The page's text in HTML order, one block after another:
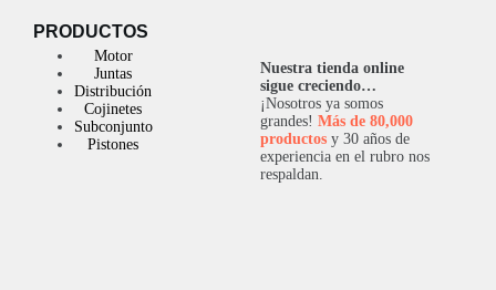
PRODUCTOS
Motor
Juntas
Distribución
Cojinetes
Subconjunto
Pistones
Nuestra tienda online
sigue creciendo…
¡Nosotros ya somos
grandes!Más de 80,000
productos y 30 años de
experiencia en el rubro nos
respaldan.